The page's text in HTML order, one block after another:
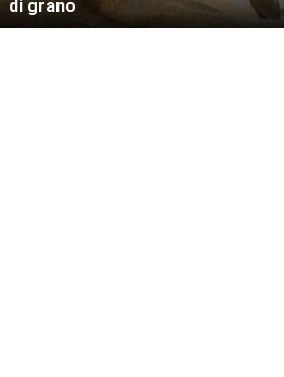
di grano